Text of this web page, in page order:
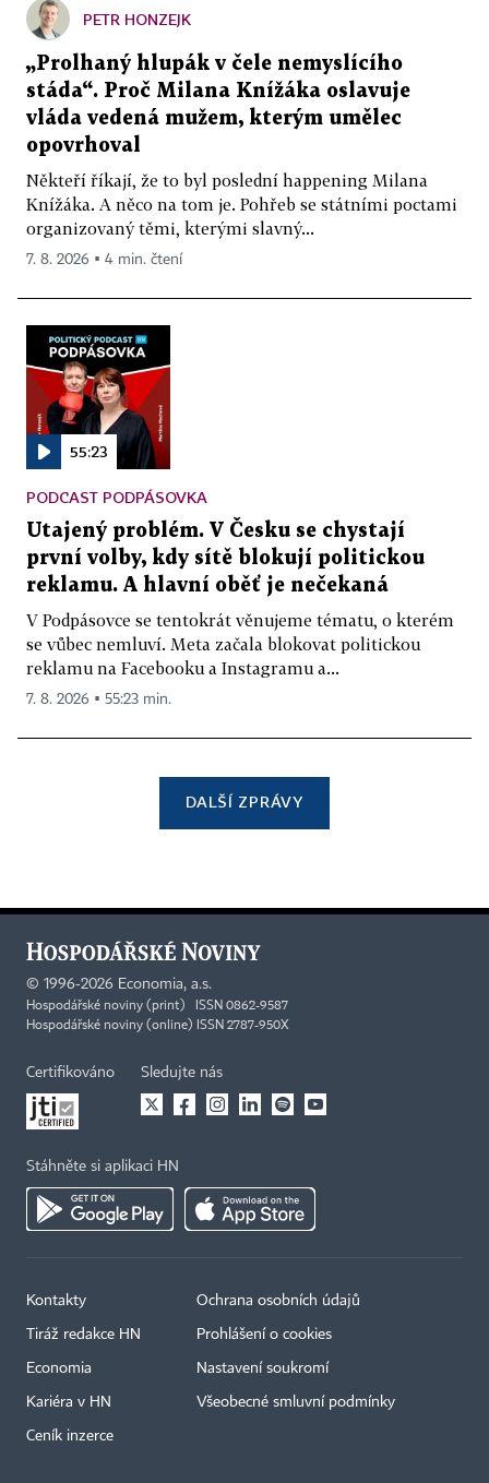
PETR HONZEJK
„Prolhaný hlupák v čele nemyslícího
stáda“. Proč Milana Knížáka oslavuje
vláda vedená mužem, kterým umělec
opovrhoval
Někteří říkají, že to byl poslední happening Milana
Knížáka. A něco na tom je. Pohřeb se státními poctami
organizovaný těmi, kterými slavný...
7. 8. 2026 ▪ 4 min. čtení
55:23
PODCAST PODPÁSOVKA
Utajený problém. V Česku se chystají
první volby, kdy sítě blokují politickou
reklamu. A hlavní oběť je nečekaná
V Podpásovce se tentokrát věnujeme tématu, o kterém
se vůbec nemluví. Meta začala blokovat politickou
reklamu na Facebooku a Instagramu a...
7. 8. 2026 ▪ 55:23 min.
DALŠÍ ZPRÁVY
© 1996-2026 Economia, a.s.
Hospodářské noviny (print) ISSN 0862-9587
Hospodářské noviny (online) ISSN 2787-950X
Certifikováno Sledujte nás
Stáhněte si aplikaci HN
Kontakty
Tiráž redakce HN
Economia
Kariéra v HN
Ceník inzerce
Ochrana osobních údajů
Prohlášení o cookies
Nastavení soukromí
Všeobecné smluvní podmínky